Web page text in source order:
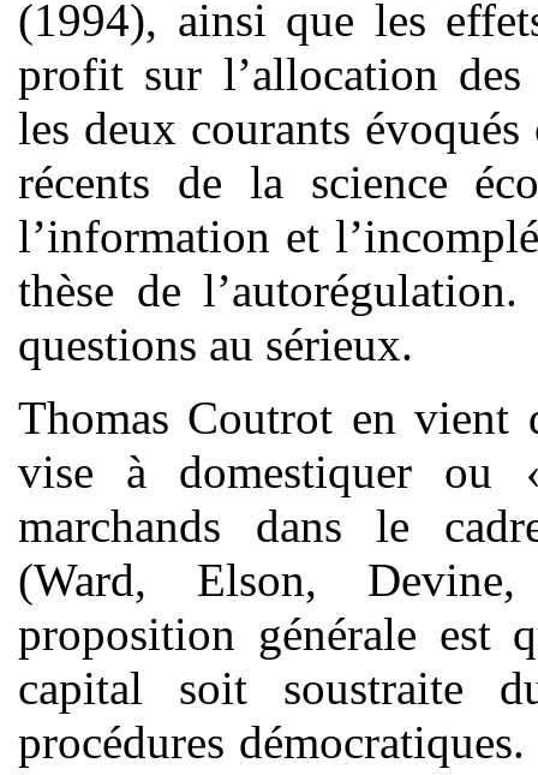
(1994), ainsi que les
profit sur l’allocation des
les deux courants
récents de la science
l’information et
thèse de
questions au sérieux.
Thomas Coutrot en vient
vise à domestiquer ou
marchands dans le
(Ward, Elson,
proposition générale est
capital soit soustraite
procédures